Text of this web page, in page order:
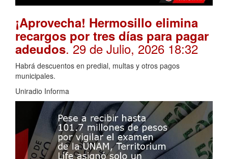
¡Aprovecha! Hermosillo elimina
recargos por tres días para pagar
adeudos. 29 de Julio, 2026 18:32
Habrá descuentos en predial, multas y otros pagos
municipales.
Uniradio Informa